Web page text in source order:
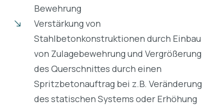
Bewehrung
Verstärkung von
Stahlbetonkonstruktionen durch Einbau
von Zulagebewehrung und Vergrößerung
des Querschnittes durch einen
Spritzbetonauftrag bei z.B. Veränderung
des statischen Systems oder Erhöhung